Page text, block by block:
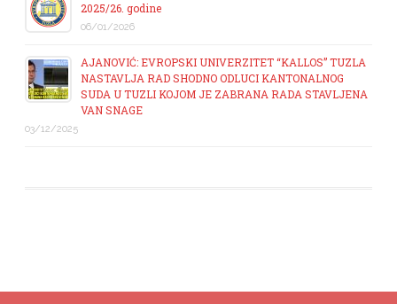
2025/26. godine
06/01/2026
AJANOVIĆ: EVROPSKI UNIVERZITET “KALLOS” TUZLA
NASTAVLJA RAD SHODNO ODLUCI KANTONALNOG
SUDA U TUZLI KOJOM JE ZABRANA RADA STAVLJENA
VAN SNAGE
03/12/2025